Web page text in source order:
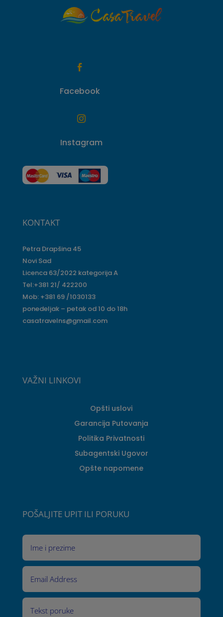

Facebook

Instagram
KONTAKT
Petra Drapšina 45
Novi Sad
Licenca 63/2022 kategorija A
Tel:+381 21/ 422200
Mob: +381 69 /1030133
ponedeljak – petak od 10 do 18h
casatravelns@gmail.com
VAŽNI LINKOVI
Opšti uslovi
Garancija Putovanja
Politika Privatnosti
Subagentski Ugovor
Opšte napomene
POŠALJITE UPIT ILI PORUKU